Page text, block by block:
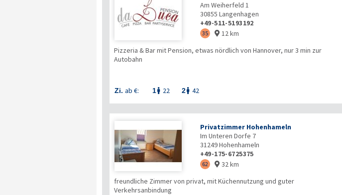
Am Weiherfeld 1
30855 Langenhagen
+49-511-5193192
35  12 km
Zi. ab €: 1 22 2 42
Pizzeria & Bar mit Pension, etwas nördlich von Hannover, nur 3 min zur
Autobahn
Privatzimmer Hohenhameln
Im Unteren Dorfe 7
31249Hohenhameln
+49-175-6725375
62  32 km
freundliche Zimmer von privat, mit Küchennutzung und guter
Verkehrsanbindung